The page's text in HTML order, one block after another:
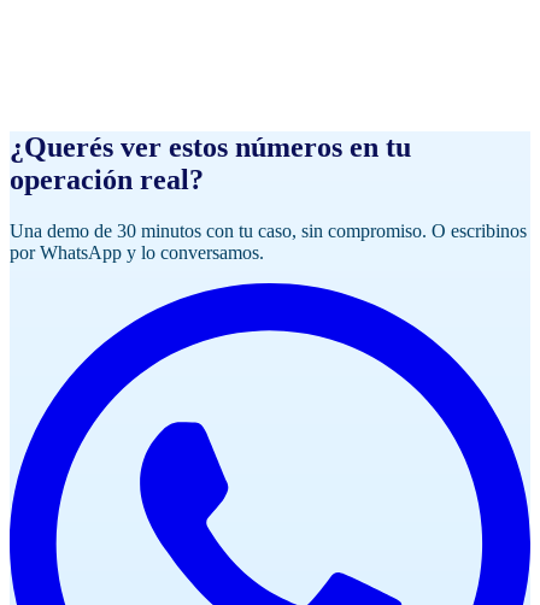
¿Querés ver estos números en tu
operación real?
Una demo de 30 minutos con tu caso, sin compromiso. O escribinos
por WhatsApp y lo conversamos.